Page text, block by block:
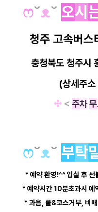
ෆ˘ᴥ˘ 오시
청주 고속버스
충청북도 청주시
(상세주
✣ < 주차무
ෆ˘ᴥ˘ 부탁
* 예약 환영!^^ 입실 후 선
* 예약시간 10분초과시 예
* 과음, 룰&코스거부, 비